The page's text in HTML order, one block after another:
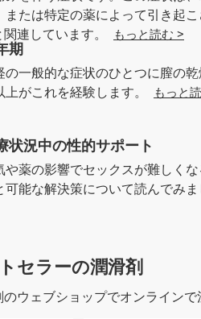
または特定の薬によって引き起
関連しています。
もっと読む >
期
の一般的な症状のひとつに膣の
上がこれを経験します。
もっと
状況中の性的サポート
や薬の影響でセックスが難しく
可能な解決策について読んでみ
セラーの潤滑剤
ウェブショップでオンライン